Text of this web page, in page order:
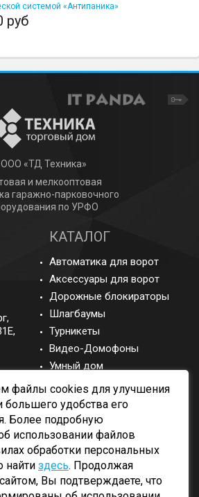
системой «Антипаника»
руб
ООО «ТД Техника»
и мелкооптовая
гаражно-парковочного
по УРФО
,
,
,
КАТАЛОГ
Автоматика для ворот
Аксессуары для ворот
Дорожные блокираторы
Шлагбаумы
Турникеты
Видео-Домофоны
Умный дом
Запасные части
Аксессуары
файлы cookies для улучшения
большего удобства его
Более подробную
использовании файлов
обработки персональных
найти здесь. Продолжая
Вы подтверждаете, что